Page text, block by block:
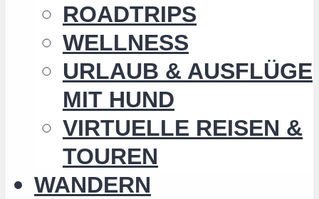
ROADTRIPS
WELLNESS
URLAUB & AUSFLÜGE
MIT HUND
VIRTUELLE REISEN &
TOUREN
WANDERN